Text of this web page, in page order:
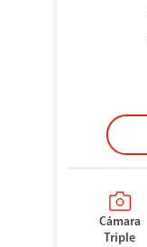
Cámara
Triple